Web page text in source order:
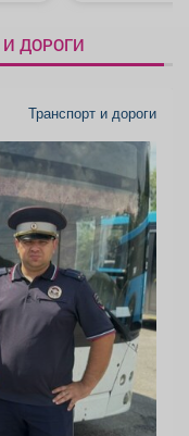
ДОРОГИ
Транспорт и дороги